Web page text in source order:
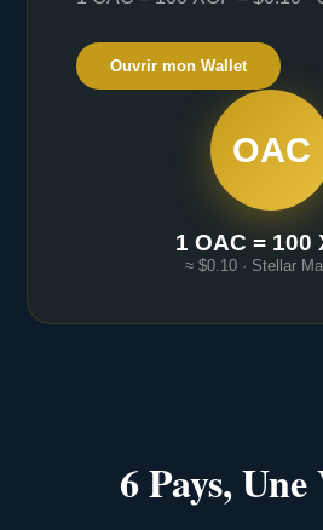
Ouvrir mon Wallet
OAC
1 OAC = 100
≈ $0.10 · Stellar
6 Pays,